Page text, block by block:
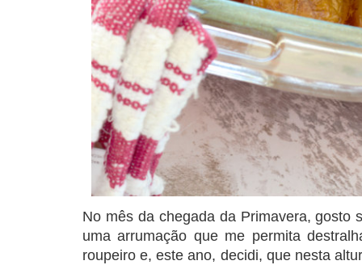
No mês da chegada da Primavera, gosto
uma arrumação que me permita
roupeiro e, este ano, decidi, que nesta